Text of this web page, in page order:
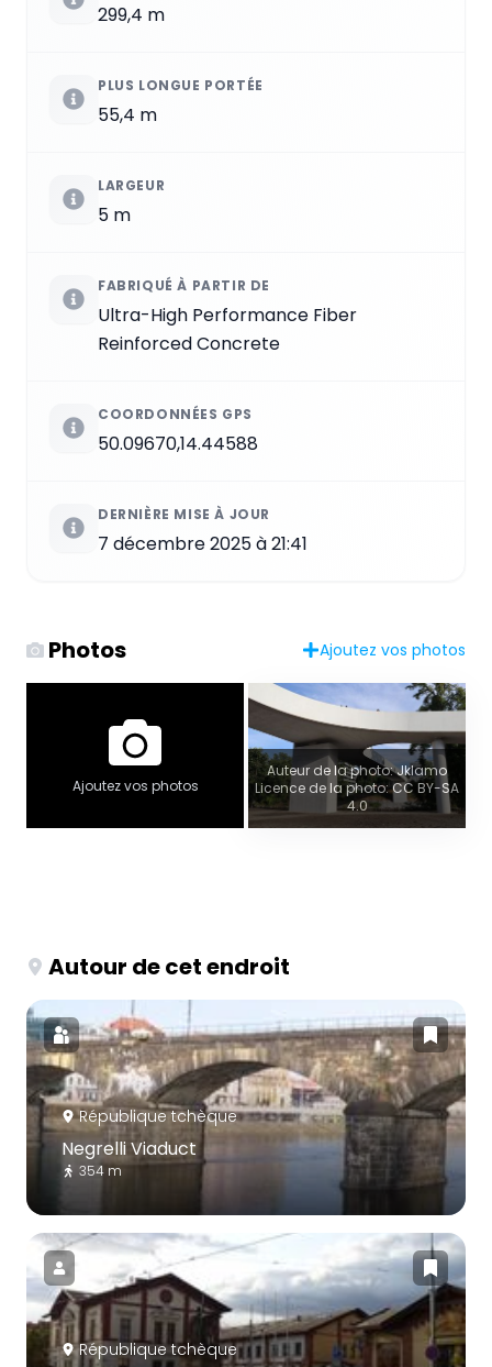
299,4 m
PLUS LONGUE PORTÉE
55,4 m
LARGEUR
5 m
FABRIQUÉ À PARTIR DE
Ultra-High Performance Fiber
Reinforced Concrete
COORDONNÉES GPS
50.09670,14.44588
DERNIÈRE MISE À JOUR
7 décembre 2025 à 21:41
Photos Ajoutez vos photos
Ajoutez vos photos
Auteur de la photo: Jklamo
Licence de la photo: CC BY-SA
4.0
Autour de cet endroit
République tchèque
Negrelli Viaduct
354 m
République tchèque